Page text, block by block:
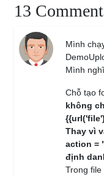
13
Mình
Mình
Chỗ tạo
không
Thay vì
action =
định
Trong